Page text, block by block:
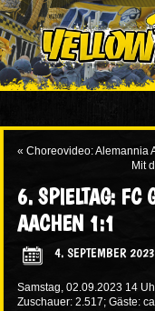
«Choreovideo: Alemannia
Mit
6. SPIELTAG: FC
AACHEN 1:1
4. SEPTEMBER 2023
Samstag, 02.09.2023 14
Zuschauer: 2.517; Gäste: